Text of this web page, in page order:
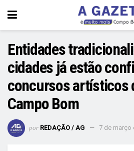
Entidades
cidades já estão
concursos artísticos
Campo Bom
por REDAÇÃO / AG 7 de março